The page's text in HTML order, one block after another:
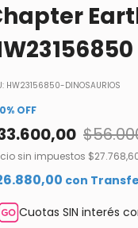
HW23156850-DINOSAURIOS
% OFF
sin impuestos
con
Cuotas SIN interés